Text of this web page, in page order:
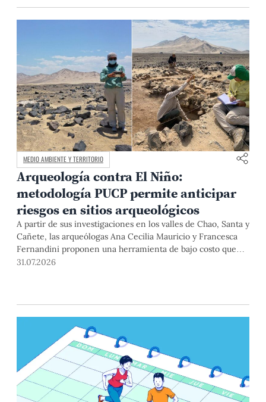
MEDIO AMBIENTE Y TERRITORIO
Arqueología contra El Niño:
metodología PUCP permite anticipar
riesgos en sitios arqueológicos
A partir de sus investigaciones en los valles de Chao, Santa y
Cañete, las arqueólogas Ana Cecilia Mauricio y Francesca
Fernandini proponen una herramienta de bajo costo que
combina datos abiertos, mapas, sistemas de información
31.07.2026